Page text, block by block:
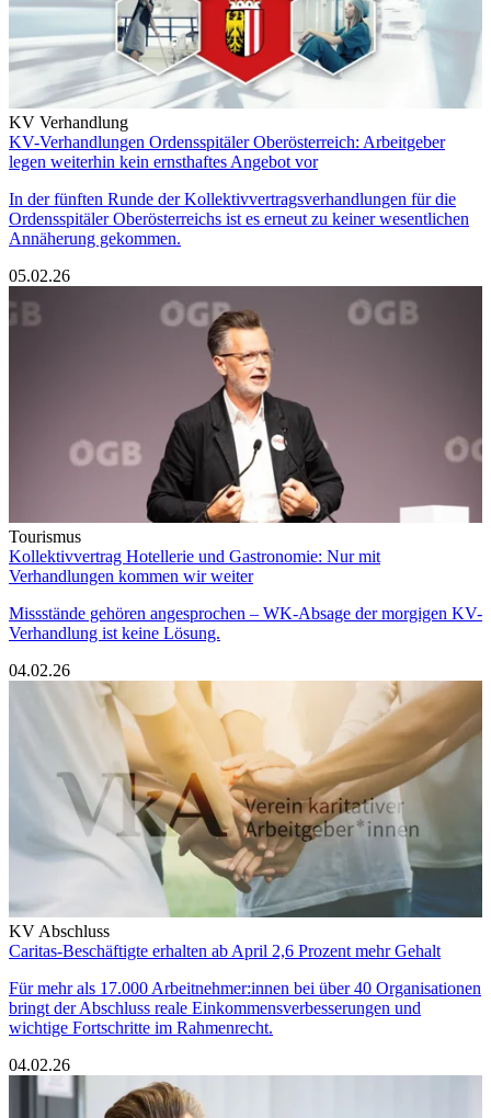
KV Verhandlung
KV-Verhandlungen Ordensspitäler Oberösterreich: Arbeitgeber
legen weiterhin kein ernsthaftes Angebot vor
In der fünften Runde der Kollektivvertragsverhandlungen für die
Ordensspitäler Oberösterreichs ist es erneut zu keiner wesentlichen
Annäherung gekommen.
05.02.26
Tourismus
Kollektivvertrag Hotellerie und Gastronomie: Nur mit
Verhandlungen kommen wir weiter
Missstände gehören angesprochen – WK-Absage der morgigen KV-
Verhandlung ist keine Lösung.
04.02.26
KV Abschluss
Caritas-Beschäftigte erhalten ab April 2,6 Prozent mehr Gehalt
Für mehr als 17.000 Arbeitnehmer:innen bei über 40 Organisationen
bringt der Abschluss reale Einkommensverbesserungen und
wichtige Fortschritte im Rahmenrecht.
04.02.26